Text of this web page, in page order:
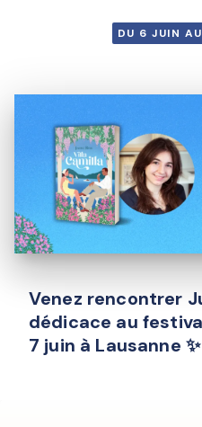
DU 6 JUIN
Venez rencontrer
dédicace au
7 juin à Lausanne ✨